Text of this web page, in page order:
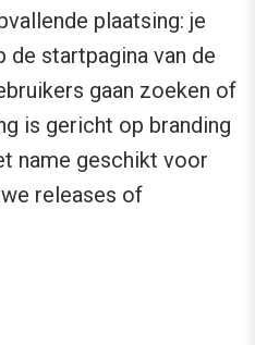
plaatsing: je
startpagina van de
gaan zoeken of
is gericht op branding
name geschikt voor
releases of